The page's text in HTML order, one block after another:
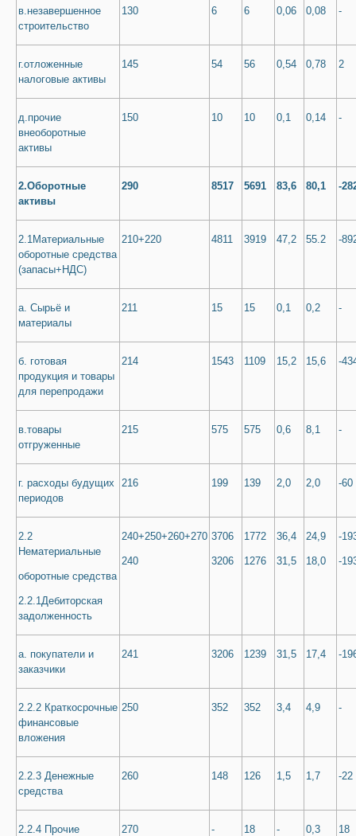
в.незавершенное
строительство
130 6 6 0,06 0,08 -
г.отложенные
налоговые активы
145 54 56 0,54 0,78 2
д.прочие
внеоборотные
активы
150 10 10 0,1 0,14 -
2.Оборотные
активы
290 8517 5691 83,6 80,1 -
2.1Материальные
оборотные средства
(запасы+НДС)
210+220 4811 3919 47,2 55.2 -
а. Сырьё и
материалы
211 15 15 0,1 0,2 -
б. готовая
продукция и товары
для перепродажи
214 1543 1109 15,2 15,6 -
в.товары
отгруженные
215 575 575 0,6 8,1 -
г. расходы будущих
периодов
216 199 139 2,0 2,0 -60
2.2
Нематериальные
оборотные средства
2.2.1Дебиторская
задолженность
240+250+260+270
240
3706
3206
1772
1276
36,4
31,5
24,9
18,0
-
-
а. покупатели и
заказчики
241 3206 1239 31,5 17,4 -
2.2.2 Краткосрочные
финансовые
вложения
250 352 352 3,4 4,9 -
2.2.3 Денежные
средства
260 148 126 1,5 1,7 -22
2.2.4 Прочие
270 - 18 - 0,3 18